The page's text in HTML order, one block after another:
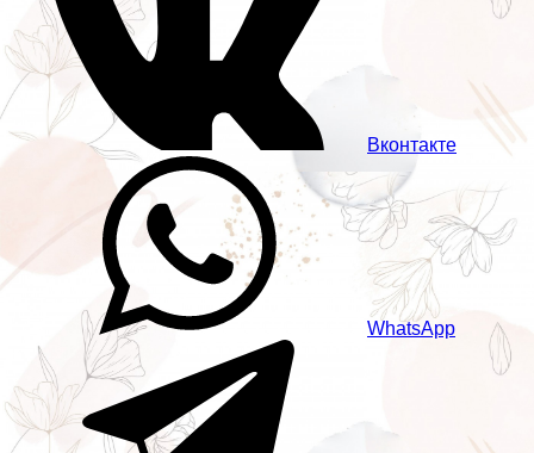
Вконтакте
WhatsApp